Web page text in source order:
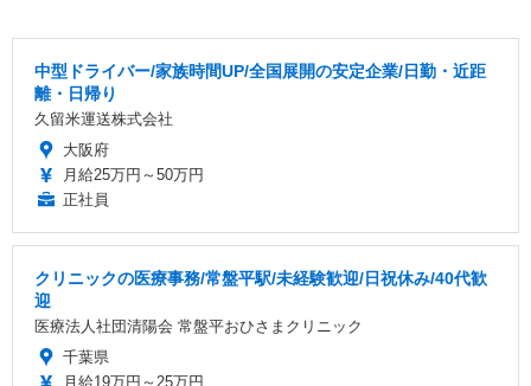
中型ドライバー/家族時間UP/全国展開の安定企業/日勤・近距
離・日帰り
久留米運送株式会社
大阪府
月給25万円～50万円
正社員
クリニックの医療事務/常盤平駅/未経験歓迎/日祝休み/40代歓
迎
医療法人社団清陽会 常盤平おひさまクリニック
千葉県
月給19万円～25万円